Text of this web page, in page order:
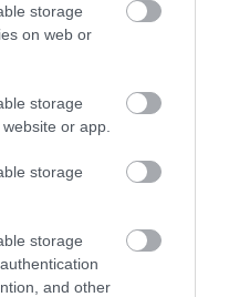
storage
on web or
storage
or app.
storage
storage
and other